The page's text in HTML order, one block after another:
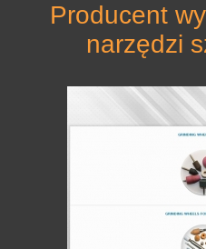
producent wysokiej jakości
narzędzi